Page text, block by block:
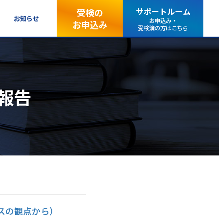
お知らせ
受検の
お申込み
サポートルーム
お申込み・
受検済の方はこちら
告
観点から）